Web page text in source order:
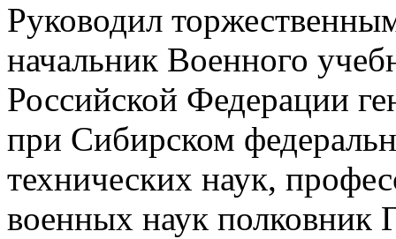
Руководил
начальник Военного
Российской Федерации
при Сибирском
технических наук,
военных наук полковник